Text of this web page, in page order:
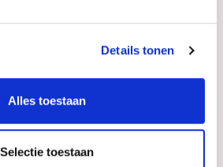
Details tonen
Alles toestaan
Selectie toestaan
op trends, mijn kennis
was leidend en werd gevolgd.
adviseur bij BCO veel vrijheid.
klant aan de slag, voert zelf de
baas over je eigen agenda.